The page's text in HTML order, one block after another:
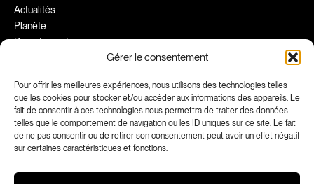
Gérer le consentement
Pour offrir les meilleures expériences, nous utilisons des technologies telles
que les cookies pour stocker et/ou accéder aux informations des appareils. Le
fait de consentir à ces technologies nous permettra de traiter des données
telles que le comportement de navigation ou les ID uniques sur ce site. Le fait
de ne pas consentir ou de retirer son consentement peut avoir un effet négatif
sur certaines caractéristiques et fonctions.
Actualités
Planète
Recrutement
FACEBOOK INSTAGRAM
LINKEDIN YOUTUBE